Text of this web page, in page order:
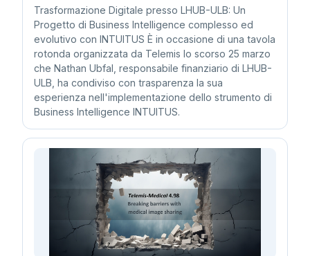
Trasformazione Digitale presso LHUB-ULB: Un
Progetto di Business Intelligence complesso ed
evolutivo con INTUITUS È in occasione di una tavola
rotonda organizzata da Telemis lo scorso 25 marzo
che Nathan Ubfal, responsabile finanziario di LHUB-
ULB, ha condiviso con trasparenza la sua
esperienza nell'implementazione dello strumento di
Business Intelligence INTUITUS.